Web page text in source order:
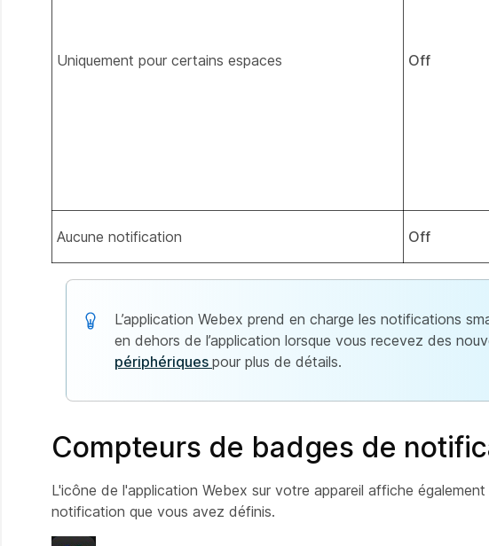
Uniquement pour certains espaces Off
Aucune notification Off
L’application Webex prend en charge les notifications
en dehors de l’application lorsque vous recevez des
périphériques pour plus de détails.
Compteurs de badges de
L'icône de l'application Webex sur votre appareil affiche
notification que vous avez définis.